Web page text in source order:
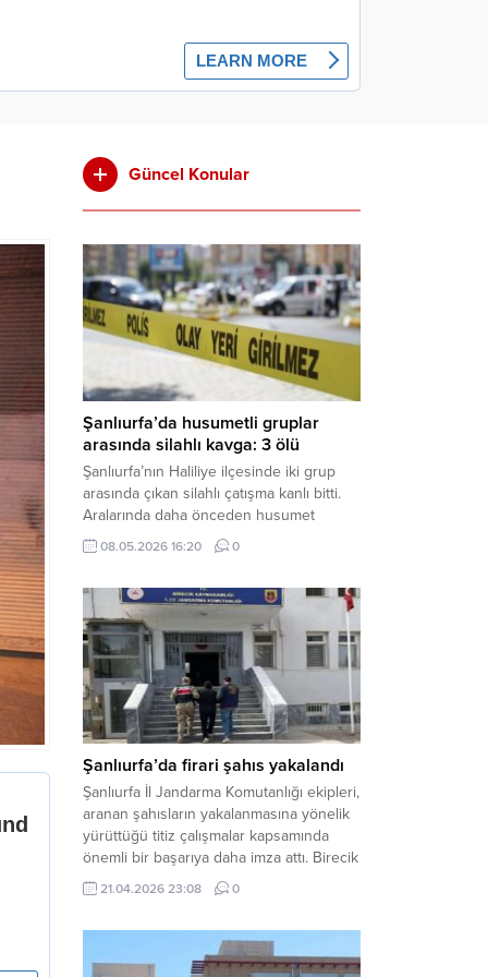
Güncel Konular
Şanlıurfa’da husumetli gruplar
arasında silahlı kavga: 3 ölü
Şanlıurfa’nın Haliliye ilçesinde iki grup
arasında çıkan silahlı çatışma kanlı bitti.
Aralarında daha önceden husumet
olduğu öğrenilen tarafların kavgası
neticesinde 3 kişi olay yerinde yaşamını
ilçesine bağlı kırsal Konaç Mahallesi’nde
meydana geldi. Edinilen bilgilere göre,
aralarında husumet bulunan iki grup
arasında henüz belirlenemeyen bir...
08.05.2026 16:20 0
Şanlıurfa’da firari şahıs yakalandı
Şanlıurfa İl Jandarma Komutanlığı ekipleri,
aranan şahısların yakalanmasına yönelik
yürüttüğü titiz çalışmalar kapsamında
önemli bir başarıya daha imza attı. Birecik
ilçesinde düzenlenen operasyonla,
hakkında kesinleşmiş hapis cezası
teslim edildi. Haber Merkezi – Şanlıurfa
Valiliği İl Basın ve Halkla İlişkiler
21.04.2026 23:08 0